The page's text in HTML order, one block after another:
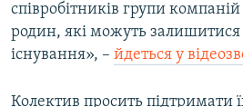
співробітників групи
родин, які можуть залишитися
існування», – йдеться у
Колектив просить підтримати